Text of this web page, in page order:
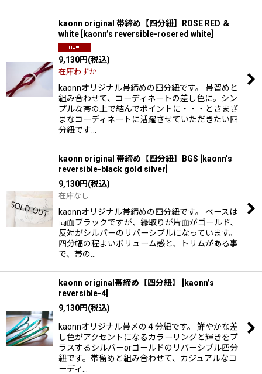
kaonn original 帯締め【四分紐】ROSE RED ＆
white
kaonn’s reversible-rosered white
9,130円(税込)
在庫わずか
kaonnオリジナル帯締めの四分紐です。 帯留めと
組み合わせて、コーディネートの差し色に。シン
プルな帯の上で結んでポイントに・・・とさまざ
まなコーディネートに活躍させていただきたい四
分紐です…
kaonn original 帯締め【四分紐】BGS
kaonn’s
reversible-black gold silver
9,130円(税込)
在庫なし
kaonnオリジナル帯締めの四分紐です。 ベースは
両面ブラックですが、縁取りが片面がゴールド、
反対がシルバーのリバーシブルになっています。
四分幅の程よいボリューム感と、トリムがある事
で、帯の…
kaonn original帯締め【四分紐】
kaonn’s
reversible-4]
9,130円(税込)
kaonnオリジナル帯〆の４分紐です。 鮮やかな差
し色がアクセントになるカラーリングと輝きをプ
ラスするシルバーorゴールドのリバーシブル四分
紐です。帯留めと組み合わせて、カジュアルなコ
ーディ…